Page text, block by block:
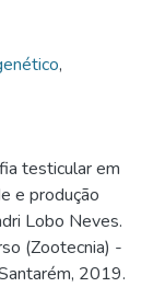
,
testicular em
e produção
Lobo Neves.
(Zootecnia) -
2019.